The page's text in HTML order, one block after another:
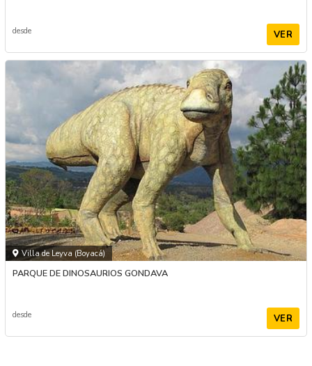
desde VER
Villa de Leyva (Boyacá)
PARQUE DE DINOSAURIOS GONDAVA
desde VER